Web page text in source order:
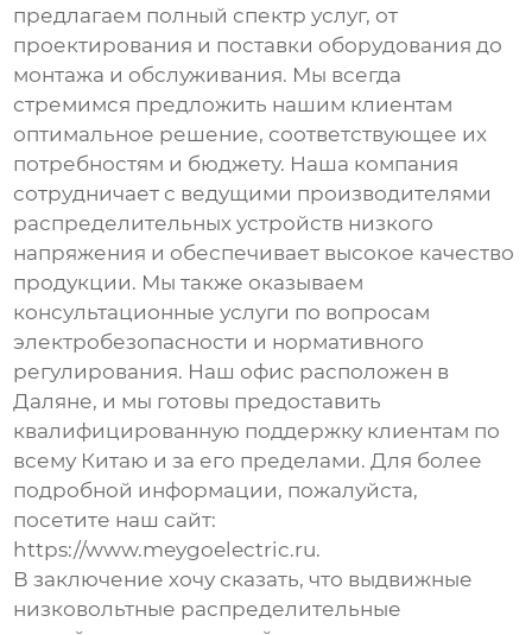
предлагаем полный спектр услуг, от
проектирования и поставки оборудования до
монтажа и обслуживания. Мы всегда
стремимся предложить нашим клиентам
оптимальное решение, соответствующее их
потребностям и бюджету. Наша компания
сотрудничает с ведущими производителями
распределительных устройств низкого
напряжения и обеспечивает высокое качество
продукции. Мы также оказываем
консультационные услуги по вопросам
электробезопасности и нормативного
регулирования. Наш офис расположен в
Даляне, и мы готовы предоставить
квалифицированную поддержку клиентам по
всему Китаю и за его пределами. Для более
подробной информации, пожалуйста,
посетите наш сайт:
https://www.meygoelectric.ru.
В заключение хочу сказать, что выдвижные
низковольтные распределительные